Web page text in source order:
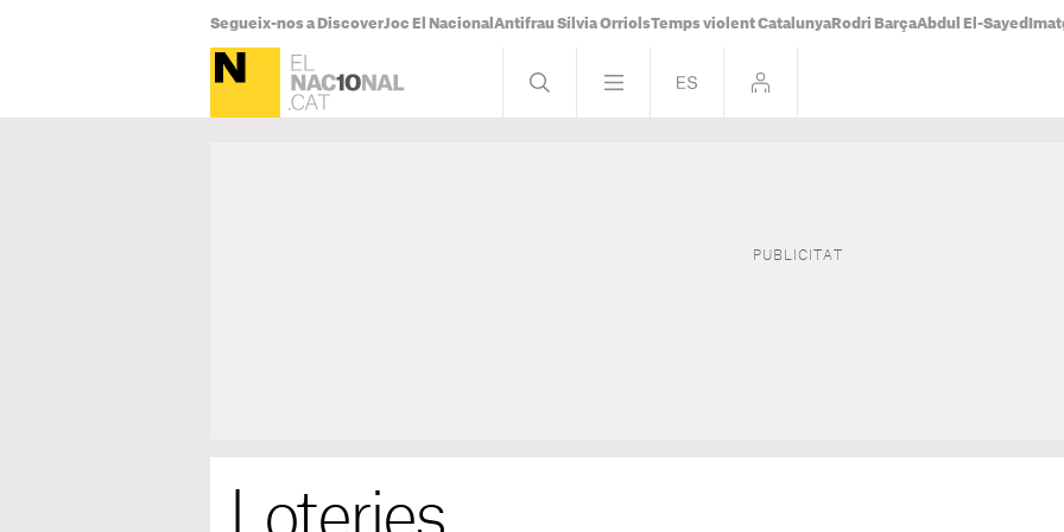
Segueix-nos a DiscoverJoc El Nacional Antifrau Sílvia OrriolsTemps violent Catalunya Rodri BarçaAbdul El-Sayed
Loteries